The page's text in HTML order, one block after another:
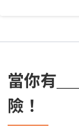
當你有＿
險！